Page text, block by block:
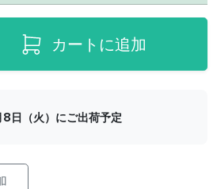
カートに追加
日（火）にご出荷予定